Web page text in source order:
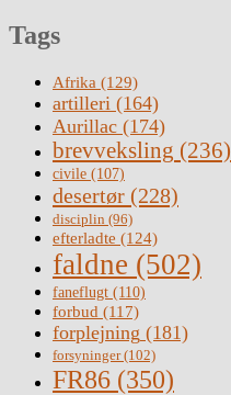
Tags
Afrika (129)
artilleri (164)
Aurillac (174)
brevveksling (236)
civile (107)
desertør (228)
disciplin (96)
efterladte (124)
faldne (502)
faneflugt (110)
forbud (117)
forplejning (181)
forsyninger(102)
FR86 (350)